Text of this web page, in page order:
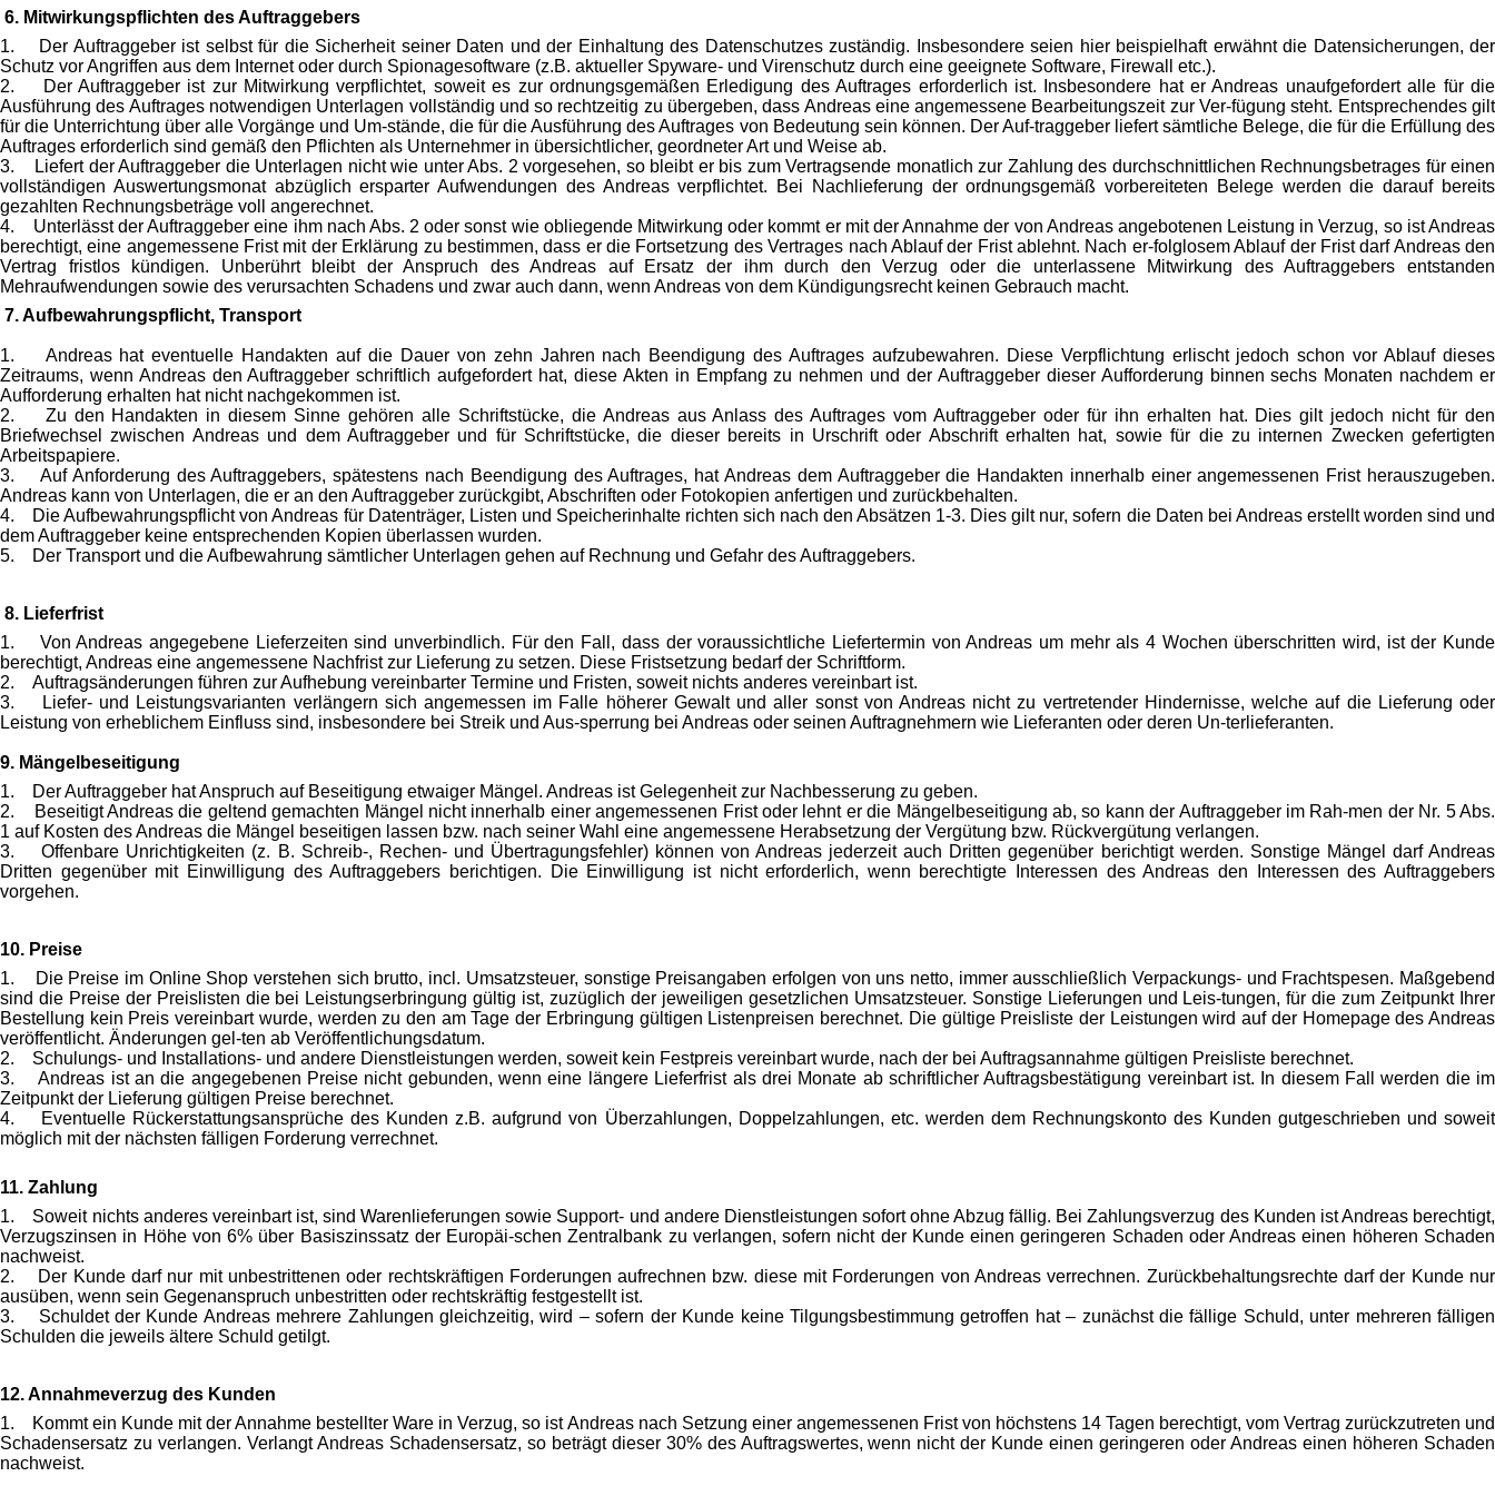
6. Mitwirkungspflichten des Auftraggebers
1. Der Auftraggeber ist selbst für die Sicherheit seiner Daten und der Einhaltung des Datenschutzes zuständig. Insbesondere seien hier beispielhaft erwähnt die Datensicherungen, der
Schutz vor Angriffen aus dem Internet oder durch Spionagesoftware (z.B. aktueller Spyware- und Virenschutz durch eine geeignete Software, Firewall etc.).
2. Der Auftraggeber ist zur Mitwirkung verpflichtet, soweit es zur ordnungsgemäßen Erledigung des Auftrages erforderlich ist. Insbesondere hat er Andreas unaufgefordert alle für die
Ausführung des Auftrages notwendigen Unterlagen vollständig und so rechtzeitig zu übergeben, dass Andreas eine angemessene Bearbeitungszeit zur Ver-fügung steht. Entsprechendes gilt
für die Unterrichtung über alle Vorgänge und Um-stände, die für die Ausführung des Auftrages von Bedeutung sein können. Der Auf-traggeber liefert sämtliche Belege, die für die Erfüllung des
Auftrages erforderlich sind gemäß den Pflichten als Unternehmer in übersichtlicher, geordneter Art und Weise ab.
3. Liefert der Auftraggeber die Unterlagen nicht wie unter Abs. 2 vorgesehen, so bleibt er bis zum Vertragsende monatlich zur Zahlung des durchschnittlichen Rechnungsbetrages für einen
vollständigen Auswertungsmonat abzüglich ersparter Aufwendungen des Andreas verpflichtet. Bei Nachlieferung der ordnungsgemäß vorbereiteten Belege werden die darauf bereits
gezahlten Rechnungsbeträge voll angerechnet.
4. Unterlässt der Auftraggeber eine ihm nach Abs. 2 oder sonst wie obliegende Mitwirkung oder kommt er mit der Annahme der von Andreas angebotenen Leistung in Verzug, so ist Andreas
berechtigt, eine angemessene Frist mit der Erklärung zu bestimmen, dass er die Fortsetzung des Vertrages nach Ablauf der Frist ablehnt. Nach er-folglosem Ablauf der Frist darf Andreas den
Vertrag fristlos kündigen. Unberührt bleibt der Anspruch des Andreas auf Ersatz der ihm durch den Verzug oder die unterlassene Mitwirkung des Auftraggebers entstanden
Mehraufwendungen sowie des verursachten Schadens und zwar auch dann, wenn Andreas von dem Kündigungsrecht keinen Gebrauch macht.
7. Aufbewahrungspflicht, Transport
1. Andreas hat eventuelle Handakten auf die Dauer von zehn Jahren nach Beendigung des Auftrages aufzubewahren. Diese Verpflichtung erlischt jedoch schon vor Ablauf dieses
Zeitraums, wenn Andreas den Auftraggeber schriftlich aufgefordert hat, diese Akten in Empfang zu nehmen und der Auftraggeber dieser Aufforderung binnen sechs Monaten nachdem er
Aufforderung erhalten hat nicht nachgekommen ist.
2. Zu den Handakten in diesem Sinne gehören alle Schriftstücke, die Andreas aus Anlass des Auftrages vom Auftraggeber oder für ihn erhalten hat. Dies gilt jedoch nicht für den
Briefwechsel zwischen Andreas und dem Auftraggeber und für Schriftstücke, die dieser bereits in Urschrift oder Abschrift erhalten hat, sowie für die zu internen Zwecken gefertigten
Arbeitspapiere.
3. Auf Anforderung des Auftraggebers, spätestens nach Beendigung des Auftrages, hat Andreas dem Auftraggeber die Handakten innerhalb einer angemessenen Frist herauszugeben.
Andreas kann von Unterlagen, die er an den Auftraggeber zurückgibt, Abschriften oder Fotokopien anfertigen und zurückbehalten.
4. Die Aufbewahrungspflicht von Andreas für Datenträger, Listen und Speicherinhalte richten sich nach den Absätzen 1-3. Dies gilt nur, sofern die Daten bei Andreas erstellt worden sind und
dem Auftraggeber keine entsprechenden Kopien überlassen wurden.
5. Der Transport und die Aufbewahrung sämtlicher Unterlagen gehen auf Rechnung und Gefahr des Auftraggebers.
8. Lieferfrist
1. Von Andreas angegebene Lieferzeiten sind unverbindlich. Für den Fall, dass der voraussichtliche Liefertermin von Andreas um mehr als 4 Wochen überschritten wird, ist der Kunde
berechtigt, Andreas eine angemessene Nachfrist zur Lieferung zu setzen. Diese Fristsetzung bedarf der Schriftform.
2. Auftragsänderungen führen zur Aufhebung vereinbarter Termine und Fristen, soweit nichts anderes vereinbart ist.
3. Liefer- und Leistungsvarianten verlängern sich angemessen im Falle höherer Gewalt und aller sonst von Andreas nicht zu vertretender Hindernisse, welche auf die Lieferung oder
Leistung von erheblichem Einfluss sind, insbesondere bei Streik und Aus-sperrung bei Andreas oder seinen Auftragnehmern wie Lieferanten oder deren Un-terlieferanten.
9. Mängelbeseitigung
1. Der Auftraggeber hat Anspruch auf Beseitigung etwaiger Mängel. Andreas ist Gelegenheit zur Nachbesserung zu geben.
2. Beseitigt Andreas die geltend gemachten Mängel nicht innerhalb einer angemessenen Frist oder lehnt er die Mängelbeseitigung ab, so kann der Auftraggeber im Rah-men der Nr. 5 Abs.
1 auf Kosten des Andreas die Mängel beseitigen lassen bzw. nach seiner Wahl eine angemessene Herabsetzung der Vergütung bzw. Rückvergütung verlangen.
3. Offenbare Unrichtigkeiten (z. B. Schreib-, Rechen- und Übertragungsfehler) können von Andreas jederzeit auch Dritten gegenüber berichtigt werden. Sonstige Mängel darf Andreas
Dritten gegenüber mit Einwilligung des Auftraggebers berichtigen. Die Einwilligung ist nicht erforderlich, wenn berechtigte Interessen des Andreas den Interessen des Auftraggebers
vorgehen.
10. Preise
1. Die Preise im Online Shop verstehen sich brutto, incl. Umsatzsteuer, sonstige Preisangaben erfolgen von uns netto, immer ausschließlich Verpackungs- und Frachtspesen. Maßgebend
sind die Preise der Preislisten die bei Leistungserbringung gültig ist, zuzüglich der jeweiligen gesetzlichen Umsatzsteuer. Sonstige Lieferungen und Leis-tungen, für die zum Zeitpunkt Ihrer
Bestellung kein Preis vereinbart wurde, werden zu den am Tage der Erbringung gültigen Listenpreisen berechnet. Die gültige Preisliste der Leistungen wird auf der Homepage des Andreas
veröffentlicht. Änderungen gel-ten ab Veröffentlichungsdatum.
2. Schulungs- und Installations- und andere Dienstleistungen werden, soweit kein Festpreis vereinbart wurde, nach der bei Auftragsannahme gültigen Preisliste berechnet.
3. Andreas ist an die angegebenen Preise nicht gebunden, wenn eine längere Lieferfrist als drei Monate ab schriftlicher Auftragsbestätigung vereinbart ist. In diesem Fall werden die im
Zeitpunkt der Lieferung gültigen Preise berechnet.
4. Eventuelle Rückerstattungsansprüche des Kunden z.B. aufgrund von Überzahlungen, Doppelzahlungen, etc. werden dem Rechnungskonto des Kunden gutgeschrieben und soweit
möglich mit der nächsten fälligen Forderung verrechnet.
11. Zahlung
1. Soweit nichts anderes vereinbart ist, sind Warenlieferungen sowie Support- und andere Dienstleistungen sofort ohne Abzug fällig. Bei Zahlungsverzug des Kunden ist Andreas berechtigt,
Verzugszinsen in Höhe von 6% über Basiszinssatz der Europäi-schen Zentralbank zu verlangen, sofern nicht der Kunde einen geringeren Schaden oder Andreas einen höheren Schaden
nachweist.
2. Der Kunde darf nur mit unbestrittenen oder rechtskräftigen Forderungen aufrechnen bzw. diese mit Forderungen von Andreas verrechnen. Zurückbehaltungsrechte darf der Kunde nur
ausüben, wenn sein Gegenanspruch unbestritten oder rechtskräftig festgestellt ist.
3. Schuldet der Kunde Andreas mehrere Zahlungen gleichzeitig, wird – sofern der Kunde keine Tilgungsbestimmung getroffen hat – zunächst die fällige Schuld, unter mehreren fälligen
Schulden die jeweils ältere Schuld getilgt.
12. Annahmeverzug des Kunden
1. Kommt ein Kunde mit der Annahme bestellter Ware in Verzug, so ist Andreas nach Setzung einer angemessenen Frist von höchstens 14 Tagen berechtigt, vom Vertrag zurückzutreten und
Schadensersatz zu verlangen. Verlangt Andreas Schadensersatz, so beträgt dieser 30% des Auftragswertes, wenn nicht der Kunde einen geringeren oder Andreas einen höheren Schaden
nachweist.